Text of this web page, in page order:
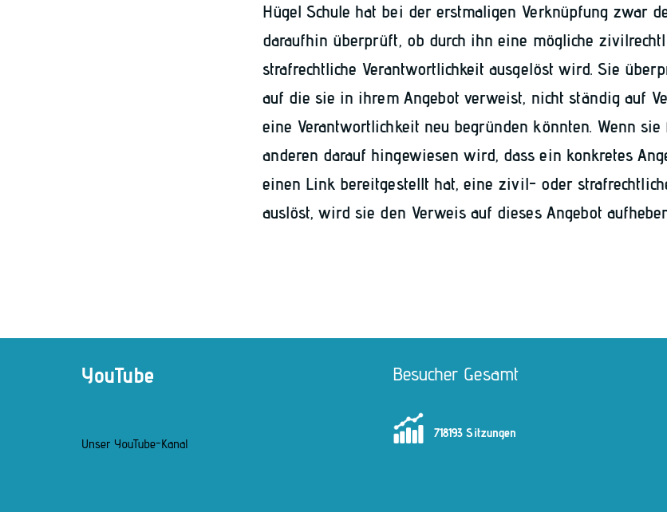
Hügel Schule hat bei der erstmaligen Verknüpfung zwar
daraufhin überprüft, ob durch ihn eine mögliche
strafrechtliche Verantwortlichkeit ausgelöst wird. Sie
auf die sie in ihrem Angebot verweist, nicht ständig auf
eine Verantwortlichkeit neu begründen könnten. Wenn
anderen darauf hingewiesen wird, dass ein konkretes
einen Link bereitgestellt hat, eine zivil- oder
auslöst, wird sie den Verweis auf dieses Angebot
YouTube
Unser YouTube-Kanal
Besucher Gesamt
718193 Sitzungen